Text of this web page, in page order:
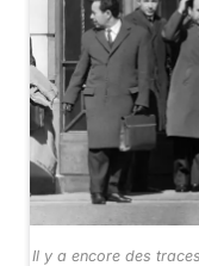
Il y a encore des